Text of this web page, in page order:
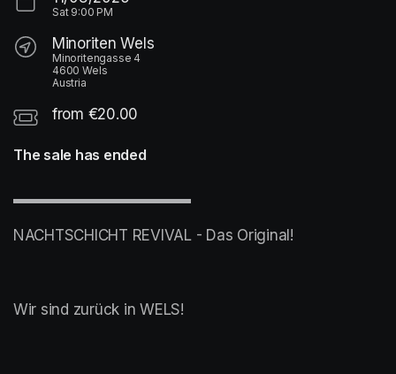
Sat 9:00 PM
Minoriten Wels
Minoritengasse 4
4600 Wels
Austria
from €20.00
The sale has ended
▬▬▬▬▬▬▬▬▬▬▬▬
NACHTSCHICHT REVIVAL - Das Original!
Wir sind zurück in WELS!